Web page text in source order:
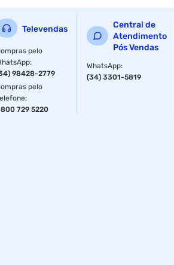
Televendas
pelo
:
98428-2779
pelo
:
729 5220
Central de
Atendimento
Pós Vendas
WhatsApp:
(34) 3301-5819